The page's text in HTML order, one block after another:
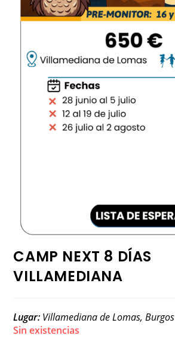
CAMP NEXT 8 DÍAS
VILLAMEDIANA
Lugar: Villamediana de Lomas, Burgos
Sin existencias